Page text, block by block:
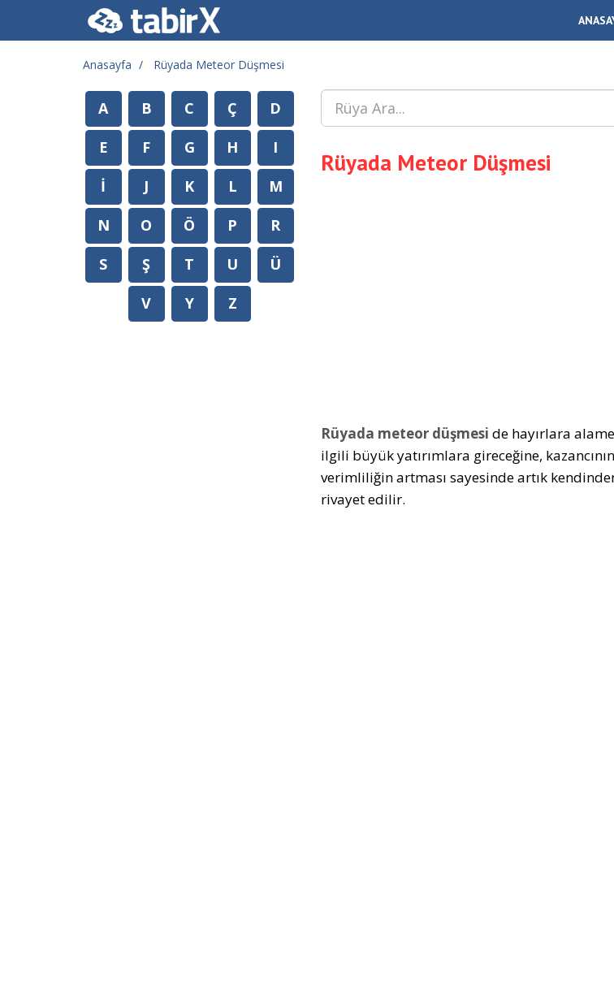
Anasayfa Rüyada Meteor Düşmesi
Rüyada Meteor Düşmesi
Rüyada meteor düşmesi de hayırlara
ilgili büyük yatırımlara gireceğine,
verimliliğin artması sayesinde artık
rivayet edilir.
A B C Ç
D
E
F G H
I
İ
J K L
M
N
O Ö P
R
S
Ş T U
Ü
V
Y Z